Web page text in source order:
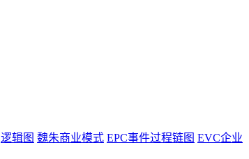
逻辑图 魏朱商业模式 EPC事件过程链图 EVC企业